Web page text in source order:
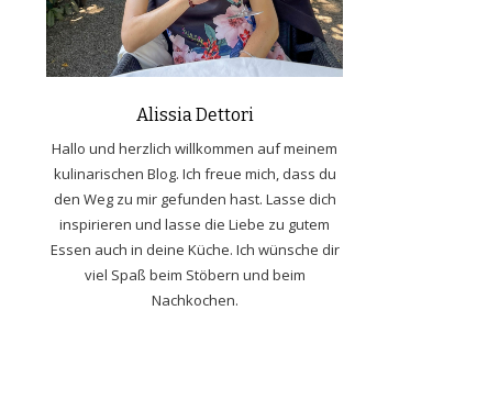
Alissia Dettori
Hallo und herzlich willkommen auf meinem
kulinarischen Blog. Ich freue mich, dass du
den Weg zu mir gefunden hast. Lasse dich
inspirieren und lasse die Liebe zu gutem
Essen auch in deine Küche. Ich wünsche dir
viel Spaß beim Stöbern und beim
Nachkochen.